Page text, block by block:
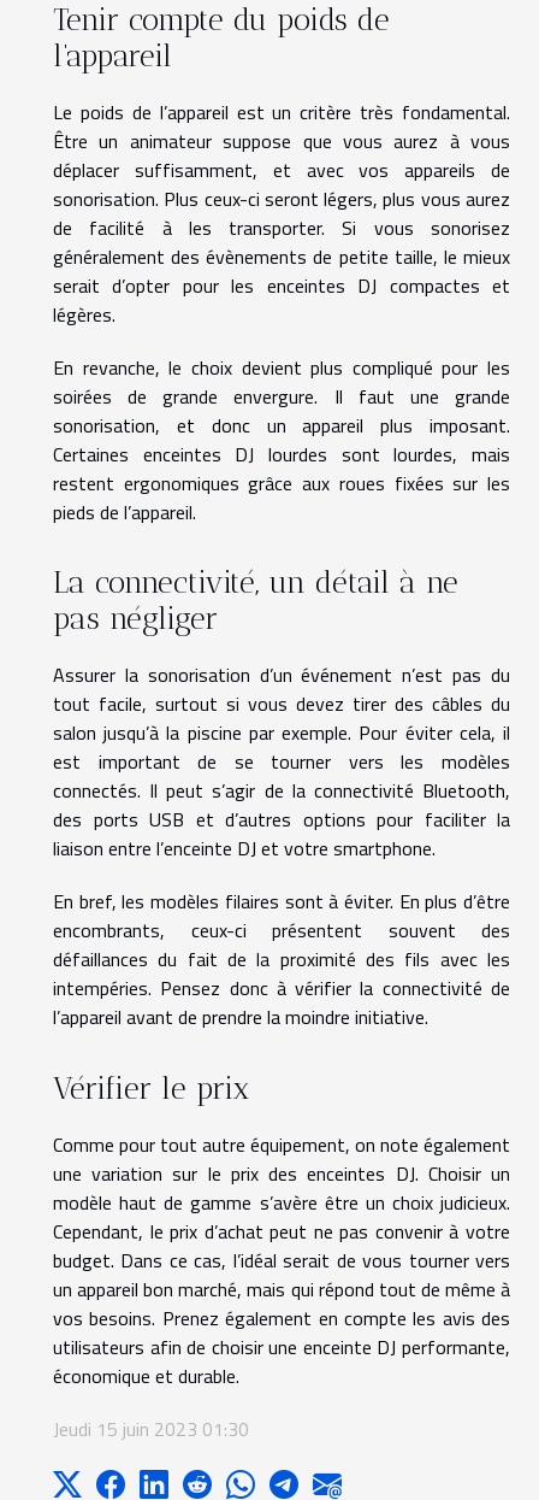
Tenir compte du poids de
l’appareil
Le poids de l’appareil est un critère très fondamental.
Être un animateur suppose que vous aurez à vous
déplacer suffisamment, et avec vos appareils de
sonorisation. Plus ceux-ci seront légers, plus vous aurez
de facilité à les transporter. Si vous sonorisez
généralement des évènements de petite taille, le mieux
serait d’opter pour les enceintes DJ compactes et
légères.
En revanche, le choix devient plus compliqué pour les
soirées de grande envergure. Il faut une grande
sonorisation, et donc un appareil plus imposant.
Certaines enceintes DJ lourdes sont lourdes, mais
restent ergonomiques grâce aux roues fixées sur les
pieds de l’appareil.
La connectivité, un détail à ne
pas négliger
Assurer la sonorisation d’un événement n’est pas du
tout facile, surtout si vous devez tirer des câbles du
salon jusqu’à la piscine par exemple. Pour éviter cela, il
est important de se tourner vers les modèles
connectés. Il peut s’agir de la connectivité Bluetooth,
des ports USB et d’autres options pour faciliter la
liaison entre l’enceinte DJ et votre smartphone.
En bref, les modèles filaires sont à éviter. En plus d’être
encombrants, ceux-ci présentent souvent des
défaillances du fait de la proximité des fils avec les
intempéries. Pensez donc à vérifier la connectivité de
l’appareil avant de prendre la moindre initiative.
Vérifier le prix
Comme pour tout autre équipement, on note également
une variation sur le prix des enceintes DJ. Choisir un
modèle haut de gamme s’avère être un choix judicieux.
Cependant, le prix d’achat peut ne pas convenir à votre
budget. Dans ce cas, l’idéal serait de vous tourner vers
un appareil bon marché, mais qui répond tout de même à
vos besoins. Prenez également en compte les avis des
utilisateurs afin de choisir une enceinte DJ performante,
économique et durable.
Jeudi 15 juin 2023 01:30